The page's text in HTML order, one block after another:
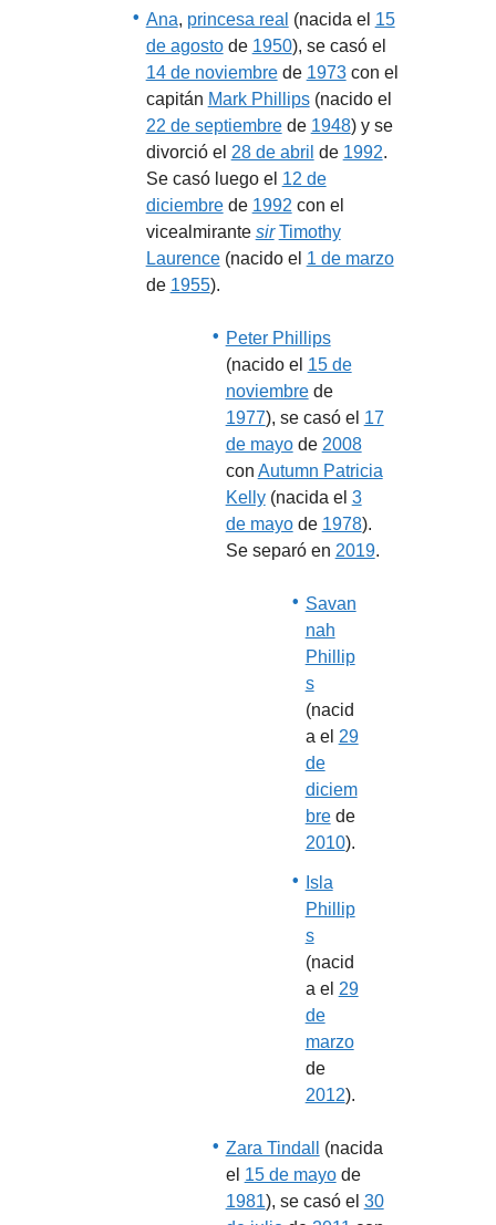
Ana, princesa real (nacida el 15
de agostode 1950), se casó el
14 de noviembrede 1973con el
capitán Mark Phillips(nacido el
22 de septiembrede 1948) y se
divorció el 28 de abril de 1992.
Se casó luego el 12 de
diciembrede 1992 con el
vicealmirante sir Timothy
Laurence(nacido el 1 de marzo
de 1955).
Peter Phillips
(nacido el 15 de
noviembrede
1977), se casó el 17
de mayode 2008
con Autumn Patricia
Kelly(nacida el 3
de mayode 1978).
Se separó en 2019.
Savan
nah
Phillip
s
(nacid
a el 29
de
diciem
brede
2010).
Isla
Phillip
s
(nacid
a el 29
de
marzo
de
2012).
Zara Tindall
(nacida
el 15 de mayode
1981), se casó el 30